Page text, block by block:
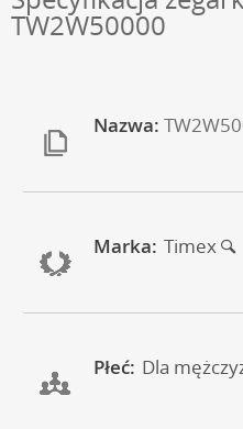
TW2W50000
Nazwa:
Marka: Timex
Płeć: Dla